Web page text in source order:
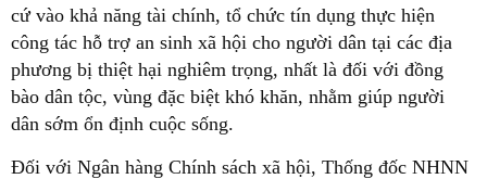
cứ vào khả năng tài chính, tổ chức tín dụng thực hiện
công tác hỗ trợ an sinh xã hội cho người dân tại các địa
phương bị thiệt hại nghiêm trọng, nhất là đối với đồng
bào dân tộc, vùng đặc biệt khó khăn, nhằm giúp người
dân sớm ổn định cuộc sống.
Đối với Ngân hàng Chính sách xã hội, Thống đốc NHNN